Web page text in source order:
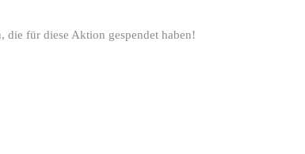
für diese Aktion gespendet haben!